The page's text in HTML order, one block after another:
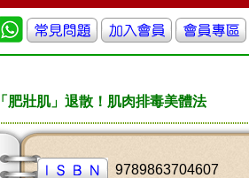
「肥壯肌」退散！肌肉排毒美體法
9789863704607